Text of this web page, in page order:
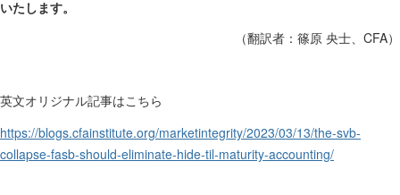
いたします。
（翻訳者 ： 篠原 央士、 CFA）
英文オリジナル記事はこちら
https://blogs.cfainstitute.org/marketintegrity/2023/03/13/the-svb-
collapse-fasb-should-eliminate-hide-til-maturity-accounting/